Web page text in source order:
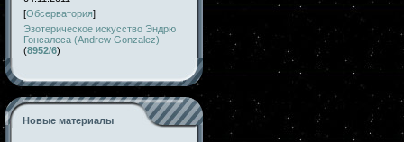
[Обсерватория]
Эзотерическое искусство Эндрю
Гонсалеса (Andrew Gonzalez)
(8952/6)
Новые материалы